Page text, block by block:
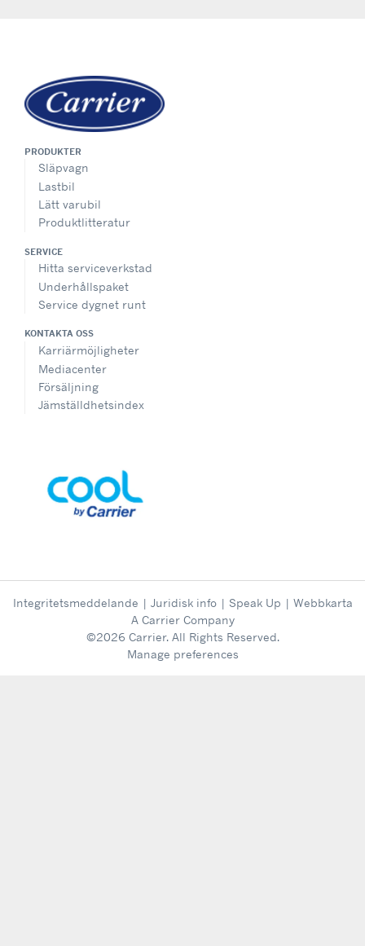
PRODUKTER
Släpvagn
Lastbil
Lätt varubil
Produktlitteratur
SERVICE
Hitta serviceverkstad
Underhållspaket
Service dygnet runt
KONTAKTA OSS
Karriärmöjligheter
Mediacenter
Försäljning
Jämställdhetsindex
Integritetsmeddelande | Juridisk info| Speak Up | Webbkarta
A Carrier Company
©2026 Carrier. All Rights Reserved.
Manage preferences